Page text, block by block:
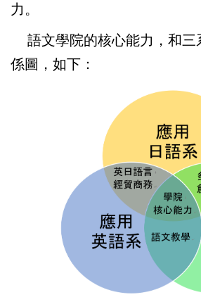
力。
語文學院的核心能力，和三
係圖，如下：